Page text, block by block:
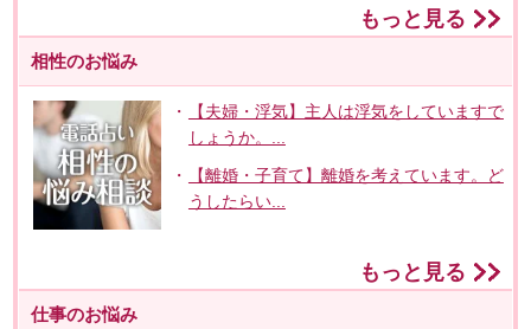
もっと見る
相性のお悩み
【夫婦・浮気】主人は浮気をしていますで
しょうか。...
【離婚・子育て】離婚を考えています。ど
うしたらい...
もっと見る
仕事のお悩み